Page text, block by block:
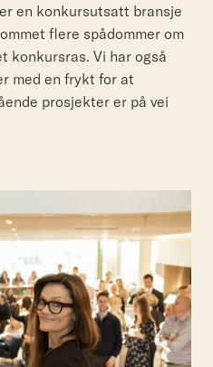
en konkursutsatt bransje
flere spådommer om
konkursras. Vi har også
med en frykt for at
prosjekter er på vei